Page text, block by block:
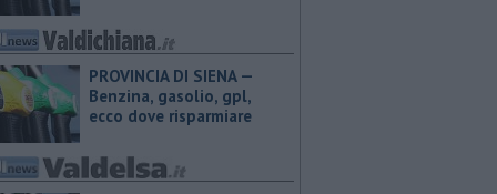
PROVINCIA DI SIENA — ​
Benzina, gasolio, gpl,
ecco dove risparmiare